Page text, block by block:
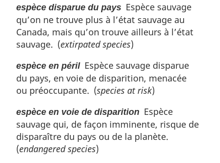
espèce disparue du pays Espèce sauvage
qu’on ne trouve plus à l’état sauvage au
Canada, mais qu’on trouve ailleurs à l’état
sauvage. (extirpated species)
espèce en périlEspèce sauvage disparue
du pays, en voie de disparition, menacée
ou préoccupante. (species at risk)
espèce en voie de disparition Espèce
sauvage qui, de façon imminente, risque de
disparaître du pays ou de la planète.
(endangered species)